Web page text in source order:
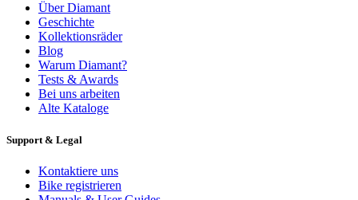
Über Diamant
Geschichte
Kollektionsräder
Blog
Warum Diamant?
Tests & Awards
Bei uns arbeiten
Alte Kataloge
Support & Legal
Kontaktiere uns
Bike registrieren